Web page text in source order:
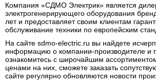
Компания «СДМО Электрик» является
электрогенерирующего оборудования
лет и предоставляет своим клиентам
обслуживание техники по европейским
На сайте sdmo-electric.ru вы найдете
информацию о компании-производителе и
ознакомитесь с широчайшим
ценами на них, сможете заказать
сайте регулярно обновляются новости